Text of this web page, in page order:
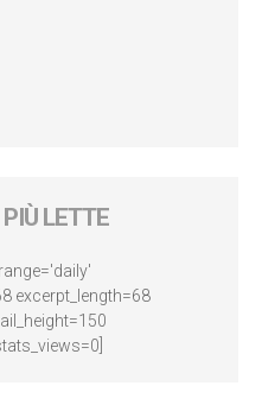
LETTE
excerpt_length=68